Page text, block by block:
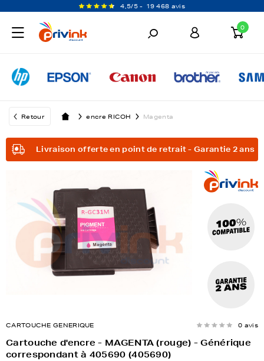
4,5/5 - 19 468 avis
0
Retour encre RICOH Magenta
Livraison offerte en point de retrait - Garantie 2 ans
CARTOUCHE GENERIQUE 0 avis
Cartouche d'encre - MAGENTA (rouge) - Générique
correspondant à 405690 (405690)